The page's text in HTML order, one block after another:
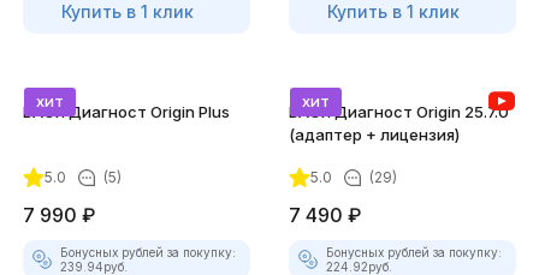
Купить в 1 клик Купить в 1 клик
хит
ВАСЯ Диагност Origin Plus
5.0 (5)
7 990 ₽
Бонусных рублей за покупку:
239.94руб.
хит
ВАСЯ Диагност Origin 25.7.0
(адаптер + лицензия)
5.0 (29)
7 490 ₽
Бонусных рублей за покупку:
224.92руб.